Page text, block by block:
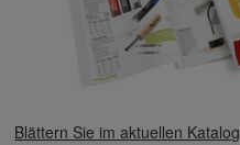
Blättern Sie im aktuellen Katalog